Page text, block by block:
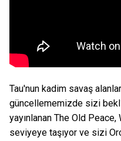
Tau'nun kadim savaş
güncellememizde sizi
yayınlanan The Old
seviyeye taşıyor ve sizi